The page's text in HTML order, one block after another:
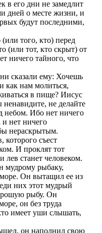
в его дни не замедлит
дней о месте жизни, и
будут последними,
того, кто) перед
(или тот, кто скрыт) от
ничего тайного, что
сказали ему: Хочешь
как нам молиться,
в пище? Иисус
ненавидите, не делайте
небом. Ибо нет ничего
и нет ничего
нераскрытым.
которого съест
И проклят тот
лев станет человеком.
мудрому рыбаку,
Он вытащил ее из
них этот мудрый
рыбу. Он
он без труда
имеет уши слышать,
он наполнил свою